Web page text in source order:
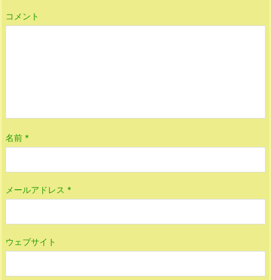
コメント
名前 *
メールアドレス *
ウェブサイト